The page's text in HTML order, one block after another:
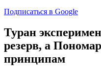
Подписаться в Google
Туран
резерв, а
принципам